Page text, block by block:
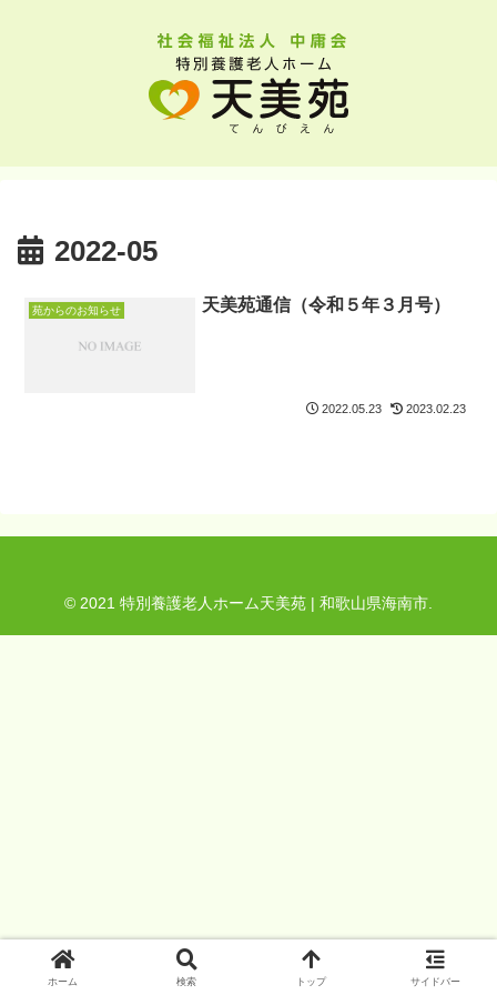
2022-05
苑からのお知らせ 天美苑通信（令和５年３月号）
2022.05.23 2023.02.23
© 2021 特別養護老人ホーム天美苑 | 和歌山県海南市.
ホーム 検索 トップ サイドバー